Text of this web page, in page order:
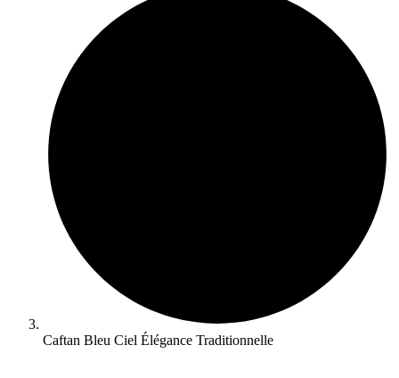
Caftan Bleu Ciel Élégance Traditionnelle